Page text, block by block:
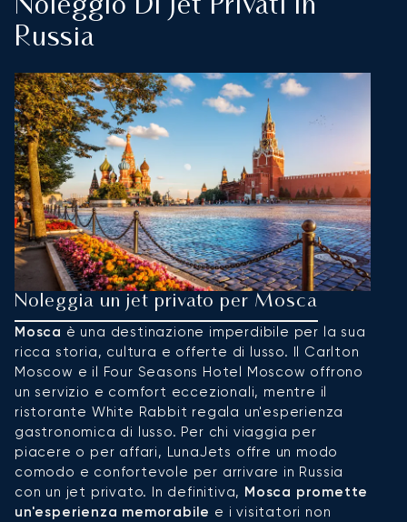
Noleggio Di Jet Privati In
Russia
Noleggia un jet privato per Mosca
Mosca è una destinazione imperdibile per la sua
ricca storia, cultura e offerte di lusso. Il Carlton
Moscow e il Four Seasons Hotel Moscow offrono
un servizio e comfort eccezionali, mentre il
ristorante White Rabbit regala un'esperienza
gastronomica di lusso. Per chi viaggia per
piacere o per affari, LunaJets offre un modo
comodo e confortevole per arrivare in Russia
con un jet privato. In definitiva, Mosca promette
un'esperienza memorabile e i visitatori non